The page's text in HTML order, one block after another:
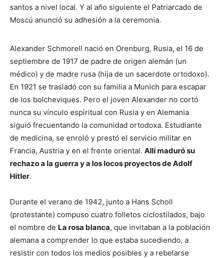
santos a nivel local. Y al año siguiente el Patriarcado de
Moscú anunció su adhesión a la ceremonia.
Alexander Schmorell nació en Orenburg, Rusia, el 16 de
septiembre de 1917 de padre de origen alemán (un
médico) y de madre rusa (hija de un sacerdote ortodoxo).
En 1921 se trasladó con su familia a Munich para escapar
de los bolcheviques. Pero el joven Alexander no cortó
nunca su vínculo espiritual con Rusia y en Alemania
siguió frecuentando la comunidad ortodoxa. Estudiante
de medicina, se enroló y prestó el servicio militar en
Francia, Austria y en el frente oriental. Allí maduró su
rechazo a la guerra y a los locos proyectos de Adolf
Hitler.
Durante el verano de 1942, junto a Hans Scholl
(protestante) compuso cuatro folletos ciclostilados, bajo
el nombre de La rosa blanca, que invitaban a la población
alemana a comprender lo que estaba sucediendo, a
resistir con todos los medios posibles y a rebelarse